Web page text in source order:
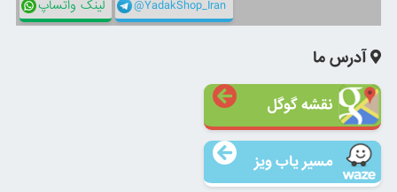
لینک واتساپ @YadakShop_Iran
آدرس ما
نقشه گوگل
مسیر یاب ویز